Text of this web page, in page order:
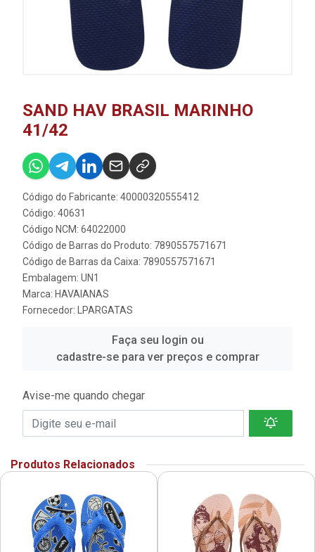
SAND HAV BRASIL MARINHO
41/42
Código do Fabricante: 40000320555412
Código: 40631
Código NCM: 64022000
Código de Barras do Produto: 7890557571671
Código de Barras da Caixa: 7890557571671
Embalagem: UN1
Marca: HAVAIANAS
Fornecedor:
LPARGATAS
Faça seu login ou
cadastre-se para ver preços e comprar
Avise-me quando chegar
Produtos Relacionados